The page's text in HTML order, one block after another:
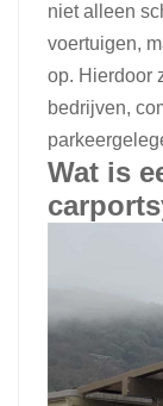
niet alleen
voertuigen,
op. Hierdoor
bedrijven,
Wat is